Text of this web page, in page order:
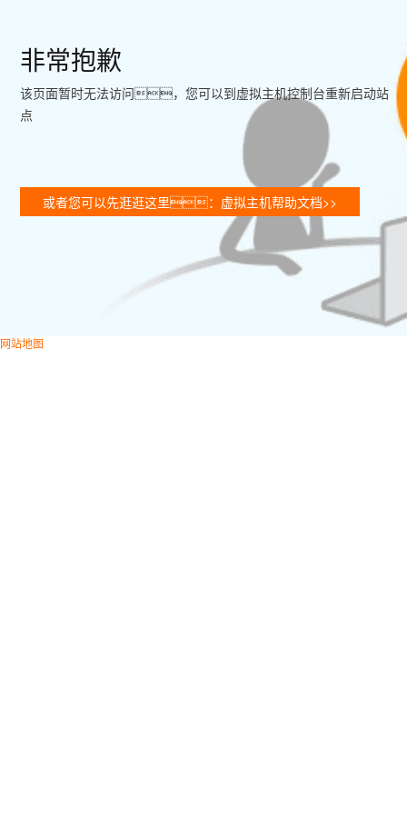
非常抱歉
该页面暂时无法访问，您可以到虚拟主机控制台重新启动站
点
或者您可以先逛逛这里：虚拟主机帮助文档>>
网站地图